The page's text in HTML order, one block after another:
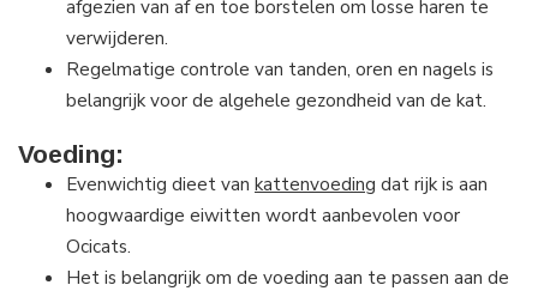
afgezien van af en toe borstelen om losse haren te
verwijderen.
Regelmatige controle van tanden, oren en nagels is
belangrijk voor de algehele gezondheid van de kat.
Voeding:
Evenwichtig dieet van kattenvoeding dat rijk is aan
hoogwaardige eiwitten wordt aanbevolen voor
Ocicats.
Het is belangrijk om de voeding aan te passen aan de